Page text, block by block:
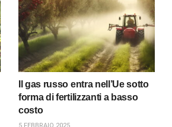
Il gas russo entra nell’Ue sotto
forma di fertilizzanti a basso
costo